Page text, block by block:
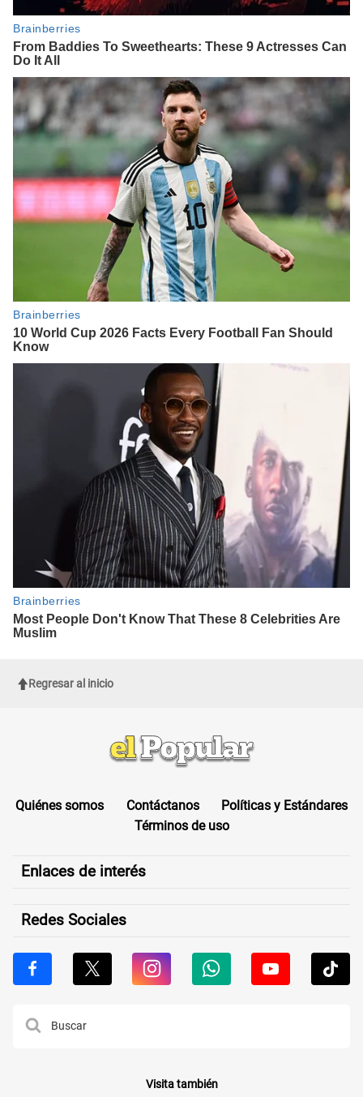
Regresar al inicio
Quiénes somos Contáctanos
Políticas y Estándares
Términos de uso
Enlaces de interés
Redes Sociales
Visita también